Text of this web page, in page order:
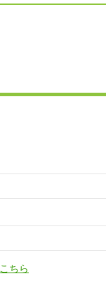
こちら